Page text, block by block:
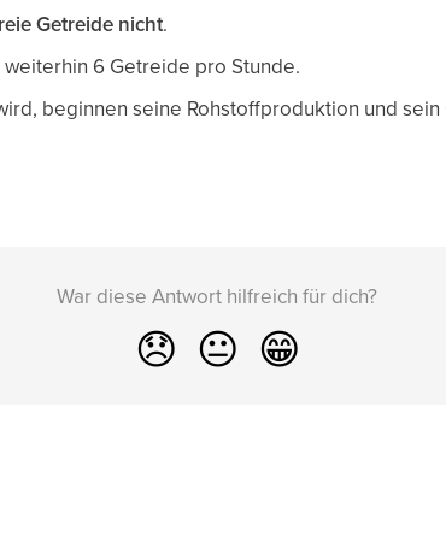
Getreide nicht.
6 Getreide pro Stunde.
beginnen seine Rohstoffproduktion und
War diese Antwort hilfreich für dich?
😞 😐 😁